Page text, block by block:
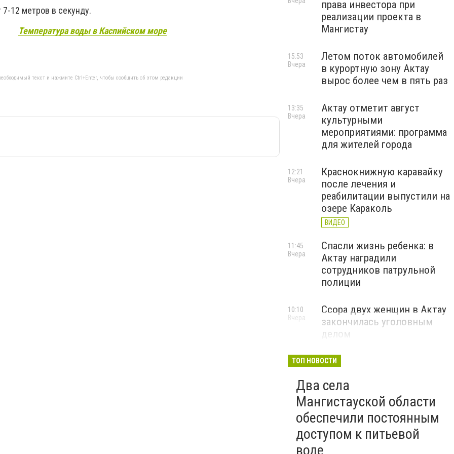
7-12 метров в секунду.
Температура воды в Каспийском море
текст и нажмите Ctrl+Enter, чтобы сообщить об этом редакции
права инвестора при
реализации проекта в
Мангистау
Летом поток автомобилей
в курортную зону Актау
вырос более чем в пять раз
15:53
Вчера
Актау отметит август
культурными
мероприятиями: программа
для жителей города
13:35
Вчера
Краснокнижную каравайку
после лечения и
реабилитации выпустили на
озере Караколь
ВИДЕО
12:21
Вчера
Спасли жизнь ребенка: в
Актау наградили
сотрудников патрульной
полиции
11:45
Вчера
Ссора двух женщин в Актау
закончилась уголовным
делом
10:10
Вчера
ТОП НОВОСТИ
Два села
Мангистауской области
обеспечили постоянным
доступом к питьевой
воде